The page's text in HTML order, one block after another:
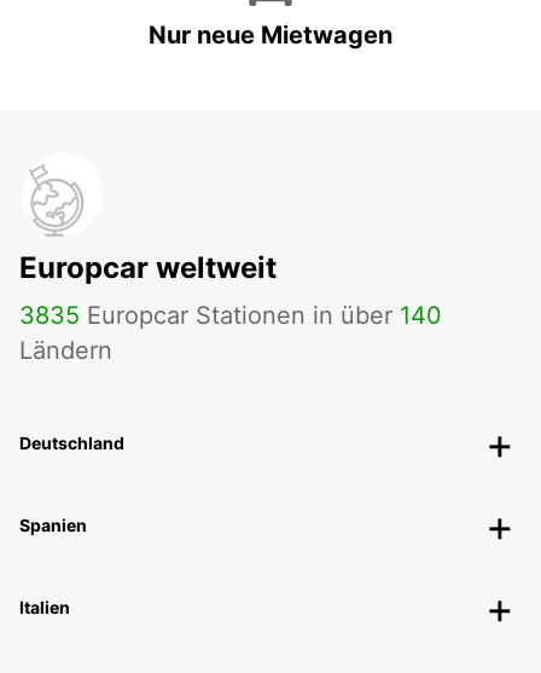
Nur neue Mietwagen
Europcar weltweit
3835 Europcar Stationen in über 140
Ländern
Deutschland
Spanien
Italien